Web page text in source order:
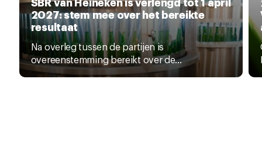
2027: stem mee over het bereikte
resultaat
Na overleg tussen de partijen is
overeenstemming bereikt over de...